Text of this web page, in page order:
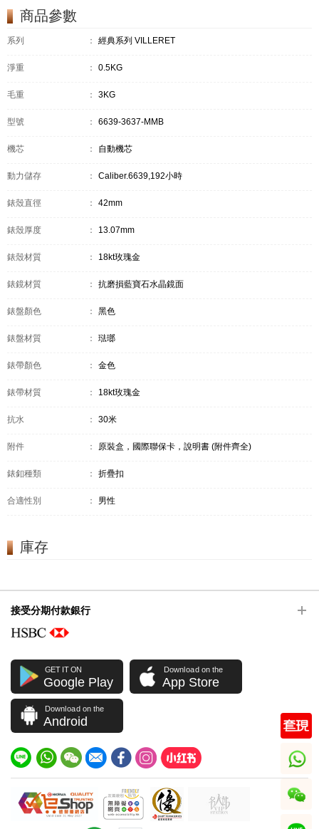
商品參數
系列 ： 經典系列 VILLERET
淨重 ： 0.5KG
毛重 ： 3KG
型號 ： 6639-3637-MMB
機芯 ： 自動機芯
動力儲存 ： Caliber.6639,192小時
錶殼直徑 ： 42mm
錶殼厚度 ： 13.07mm
錶殼材質 ： 18kt玫瑰金
錶鏡材質 ： 抗磨損藍寶石水晶鏡面
錶盤顏色 ： 黑色
錶盤材質 ： 琺瑯
錶帶顏色 ： 金色
錶帶材質 ： 18kt玫瑰金
抗水 ： 30米
附件 ： 原裝盒，國際聯保卡，說明書 (附件齊全)
錶釦種類 ： 折疊扣
合適性別 ： 男性
庫存
接受分期付款銀行
GET IT ON
Google Play
Download on the
App Store
Download on the
Android
whatsapp